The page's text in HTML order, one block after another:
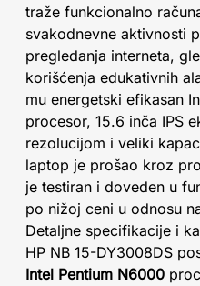
traže funkcionalno
svakodnevne aktivnosti
pregledanja interneta,
korišćenja edukativnih
mu energetski efikasan
procesor, 15.6 inča IPS
rezolucijom i veliki
laptop je prošao kroz
je testiran i doveden u
po nižoj ceni u odnosu
Detaljne specifikacije i
HP NB 15-DY3008DS
Intel Pentium N6000